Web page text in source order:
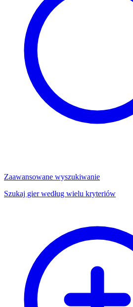
Zaawansowane wyszukiwanie
Szukaj gier według wielu kryteriów